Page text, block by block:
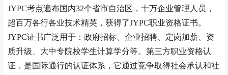
JYPC考点遍布国内32个省市自治区，十万企业管理人员，
超百万各行各业技术精英，获得了JYPC职业资格证书。
JYPC证书广泛用于：政府招标、企业招聘、定岗加薪、资
质升级、大中专院校学生计算学分等。第三方职业资格认
证，是国际通行的认证体系，它通过竞争取得社会承认和社